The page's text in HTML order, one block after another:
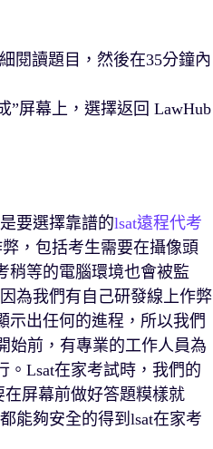
閱讀題目，然後在35分鐘內
”屏幕上，選擇返回 LawHub
要選擇靠譜的lsat遠程代考
，包括考生需要在攝像頭
稍等的電腦環境也會被監
為我們有自己研發線上作弊
示出任何的進程，所以我們
始前，有專業的工作人員為
Lsat在家考試時，我們的
屏幕前做好答題糢樣就
能夠安全的得到lsat在家考